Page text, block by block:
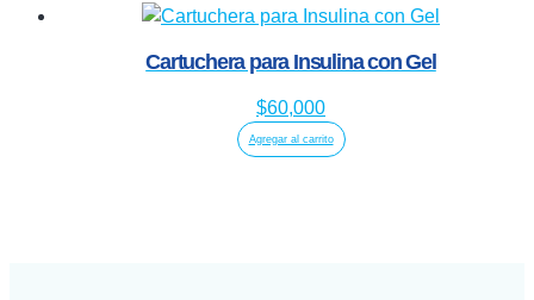
Cartuchera para Insulina con Gel
$60,000
Agregar al carrito